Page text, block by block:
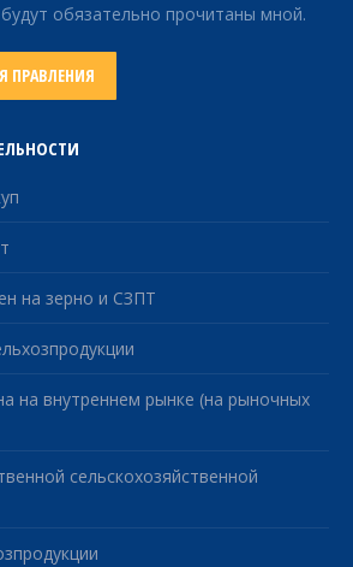
обязательно прочитаны мной.
ПРАВЛЕНИЯ
на зерно и СЗПТ
на внутреннем рынке (на рыночных
сельскохозяйственной